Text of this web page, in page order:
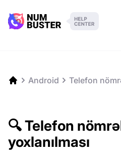
Android Telefon
🔍 Telefon
yoxlanılması